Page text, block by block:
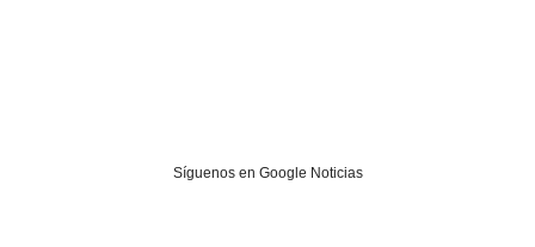
Síguenos en Google Noticias